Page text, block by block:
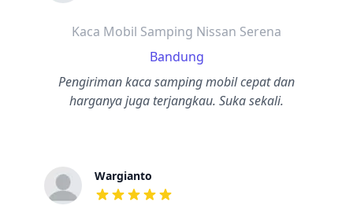
Kaca Mobil Samping Nissan Serena
Bandung
Pengiriman kaca samping mobil cepat dan
harganya juga terjangkau. Suka sekali.
Wargianto
dari ulasan adalah bintang lima